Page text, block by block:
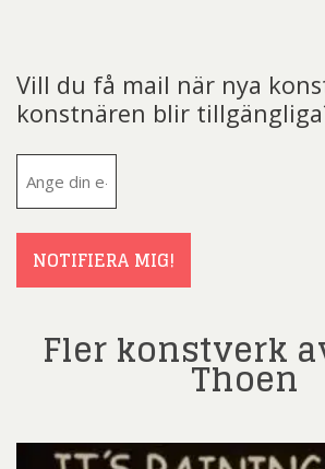
Vill du få mail när nya
konstnären blir
NOTIFIERA MIG!
Fler konstverk
Thoen